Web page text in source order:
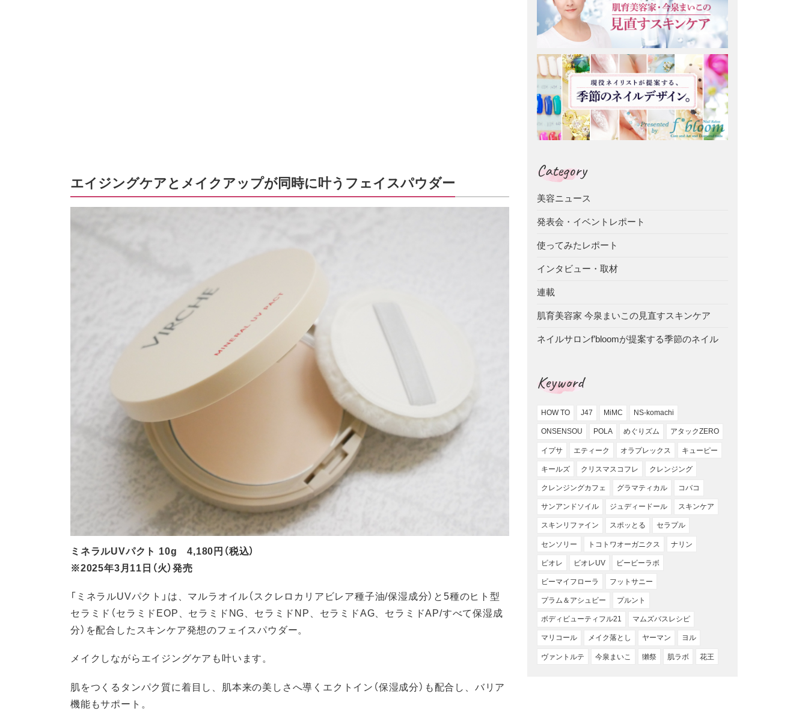
エイジングケアとメイクアップが同時に叶うフェイスパウダー
ミネラルUVパクト 10g 4,180円（税込）
※2025年3月11日（火）発売
「ミネラルUVパクト」は、マルラオイル（スクレロカリアビレア種子油/保湿成分）と5種のヒト型
セラミド（セラミドEOP、セラミドNG、セラミドNP、セラミドAG、セラミドAP/すべて保湿成
分）を配合したスキンケア発想のフェイスパウダー。
メイクしながらエイジングケアも叶います。
肌をつくるタンパク質に着目し、肌本来の美しさへ導くエクトイン（保湿成分）も配合し、バリア
機能もサポート。
Category
美容ニュース
発表会・イベントレポート
使ってみたレポート
インタビュー・取材
連載
肌育美容家 今泉まいこの見直すスキンケア
ネイルサロンf’bloomが提案する季節のネイル
Keyword
HOW TO J47 MiMC NS-komachi
ONSENSOU POLA めぐりズム アタックZERO
イプサ エティーク オラプレックス キューピー
キールズ クリスマスコフレ クレンジング
クレンジングカフェ グラマティカル コバコ
サンアンドソイル ジュディードール スキンケア
スキンリファイン スポッとる セラプル
センソリー トコトワオーガニクス ナリン
ビオレ ビオレUV ビービーラボ
ビーマイフローラ フットサニー
プラム＆アシュビー プルント
ボディビューティフル21 マムズバスレシピ
マリコール メイク落とし ヤーマン ヨル
ヴァントルテ 今泉まいこ 獺祭 肌ラボ 花王